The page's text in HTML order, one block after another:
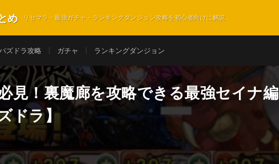
め リセマラ・最強ガチャ・ランキングダンジョン攻略を初心者向けに解説
ズドラ攻略 ガチャ ランキングダンジョン
見！裏魔廊を攻略できる最強セイナ編
ドラ】